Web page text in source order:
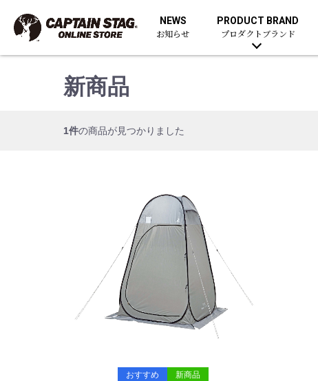
NEWS
お知らせ
PRODUCT BRAND
プロダクトブランド
新商品
1件の商品が見つかりました
おすすめ 新商品